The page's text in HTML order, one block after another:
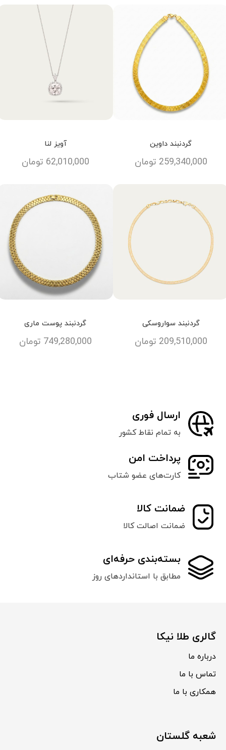
گردنبند داوین
259,340,000 تومان
آویز لنا
62,010,000 تومان
گردنبند سواروسکی
209,510,000 تومان
گردنبند پوست ماری
749,280,000 تومان
ارسال فوری
به تمام نقاط کشور
پرداخت امن
کارت‌های عضو شتاب
ضمانت کالا
ضمانت اصالت کالا
بسته‌بندی حرفه‌ای
مطابق با استانداردهای روز
گالری طلا نیکا
درباره ما
تماس با ما
همکاری با ما
شعبه گلستان